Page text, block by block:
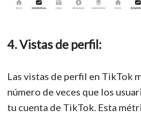
4. Vistas de perfil:
Las vistas de perfil en TikTok
número de veces que los
tu cuenta de TikTok. Esta